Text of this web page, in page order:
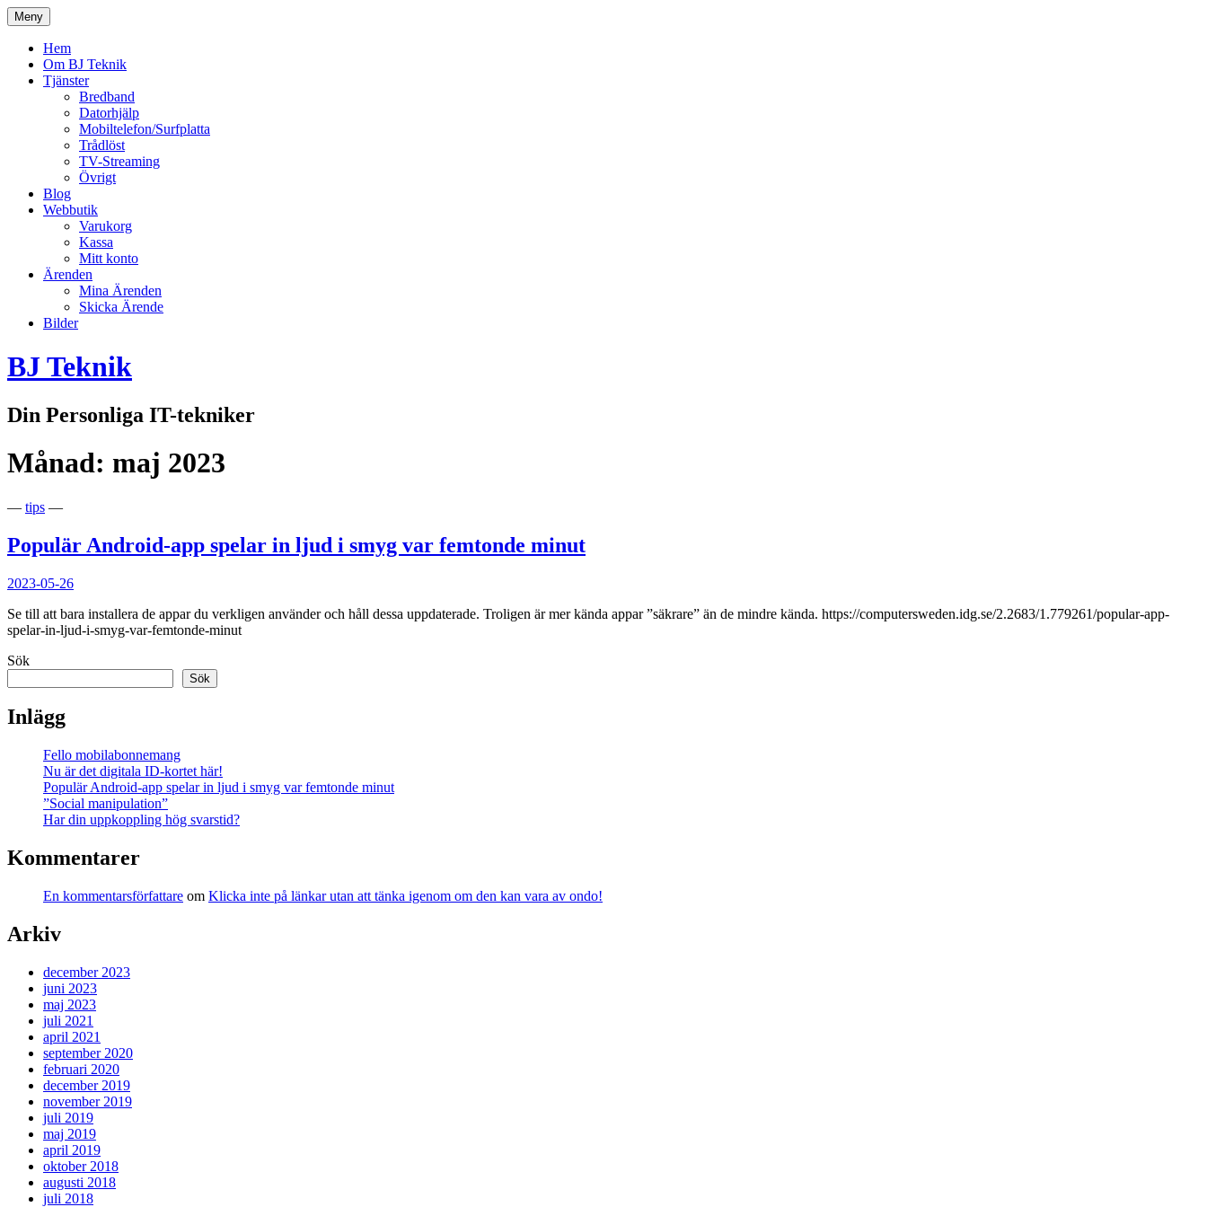
Hoppa
till
innehåll
Meny
Hem
Om BJ Teknik
Tjänster
Bredband
Datorhjälp
Mobiltelefon/Surfplatta
Trådlöst
TV-Streaming
Övrigt
Blog
Webbutik
Varukorg
Kassa
Mitt konto
Ärenden
Mina Ärenden
Skicka Ärende
Bilder
BJ Teknik
Din Personliga IT-tekniker
Månad: maj 2023
— tips —
Populär Android-app spelar in ljud i smyg var femtonde minut
2023-05-26
Se till att bara installera de appar du verkligen använder och håll dessa uppdaterade. Troligen är mer kända appar ”säkrare” än de mindre kända. https://computersweden.idg.se/2.2683/1.779261/popular-app-
spelar-in-ljud-i-smyg-var-femtonde-minut
Sök
Sök
Inlägg
Fello mobilabonnemang
Nu är det digitala ID-kortet här!
Populär Android-app spelar in ljud i smyg var femtonde minut
”Social manipulation”
Har din uppkoppling hög svarstid?
Kommentarer
En kommentarsförfattare om Klicka inte på länkar utan att tänka igenom om den kan vara av ondo!
Arkiv
december 2023
juni 2023
maj 2023
juli 2021
april 2021
september 2020
februari 2020
december 2019
november 2019
juli 2019
maj 2019
april 2019
oktober 2018
augusti 2018
juli 2018